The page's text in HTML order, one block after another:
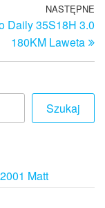
NASTĘPNE
Daily 35S18H 3.0
180KM Laweta
Szukaj
Matt